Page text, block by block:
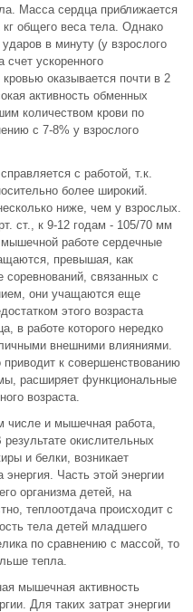
Масса сердца приближается
кг общего веса тела. Однако
в минуту (у взрослого
ускоренного
оказывается почти в 2
активность обменных
количеством крови по
с 7-8% у взрослого
с работой, т.к.
более широкий.
ниже, чем у взрослых.
ст., к 9-12 годам - 105/70 мм
работе сердечные
превышая, как
связанных с
они учащаются еще
этого возраста
в работе которого нередко
внешними влияниями.
к совершенствованию
расширяет функциональные
возраста.
числе и мышечная работа,
окислительных
и белки, возникает
Часть этой энергии
организма детей, на
теплоотдача происходит с
тела детей младшего
по сравнению с массой, то
тепла.
мышечная активность
Для таких затрат энергии